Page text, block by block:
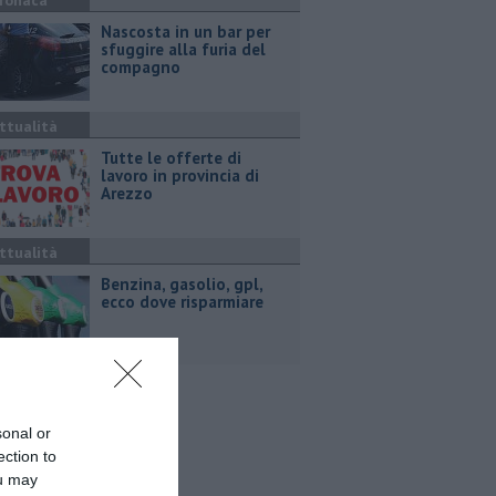
or
to
may
Nascosta in un bar per
sfuggire alla furia del
compagno
​Tutte le offerte di
lavoro in provincia di
Arezzo
​Benzina, gasolio, gpl,
ecco dove risparmiare